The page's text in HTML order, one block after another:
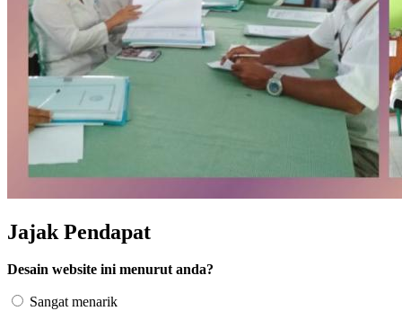
Jajak Pendapat
Desain website ini menurut anda?
Sangat menarik